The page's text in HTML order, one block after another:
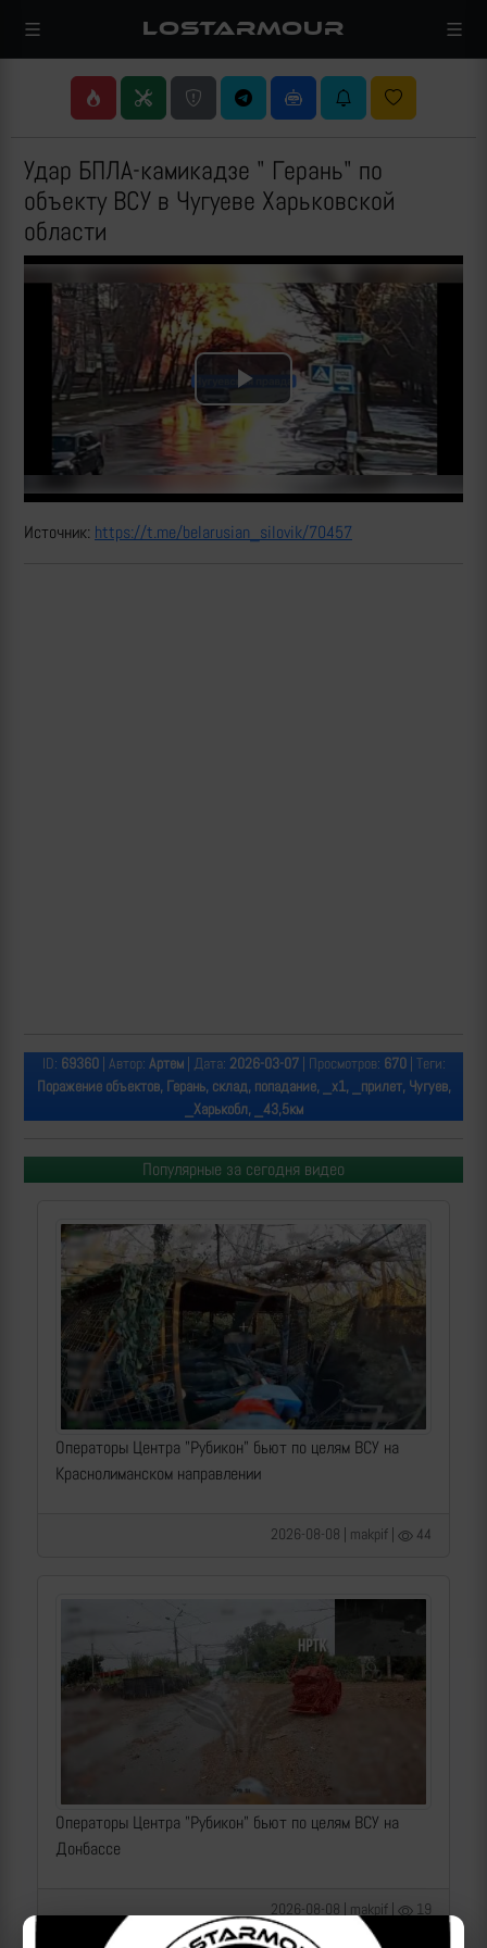
LOSTARMOUR
Удар БПЛА-камикадзе " Герань" по
объекту ВСУ в Чугуеве Харьковской
области
Play
Video
Источник: https://t.me/belarusian_silovik/70457
ID: 69360| Автор: Артем| Дата: 2026-03-07| Просмотров: 670| Теги:
Поражение объектов, Герань, склад, попадание, _х1, _прилет, Чугуев,
_Харькобл, _43,5км
Популярные за сегодня видео
Операторы Центра "Рубикон" бьют по целям ВСУ на
Краснолиманском направлении
2026-08-08 | makpif | 44
Операторы Центра "Рубикон" бьют по целям ВСУ на
Донбассе
2026-08-08 | makpif | 19